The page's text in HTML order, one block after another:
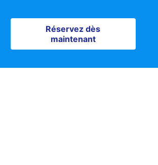
Réservez dès
maintenant
Réservez dès maintenant